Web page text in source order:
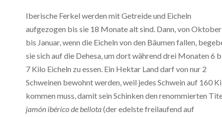
Iberische Ferkel werden mit Getreide und Eicheln
aufgezogen bis sie 18 Monate alt sind. Dann, von Oktober
bis Januar, wenn die Eicheln von den Bäumen fallen,
sie sich auf die Dehesa, um dort während drei Monaten 6
7 Kilo Eicheln zu essen. Ein Hektar Land darf von nur 2
Schweinen bewohnt werden, weil jedes Schwein auf 160
kommen muss, damit sein Schinken den renommierten
jamón ibérico de bellota(der edelste freilaufend auf